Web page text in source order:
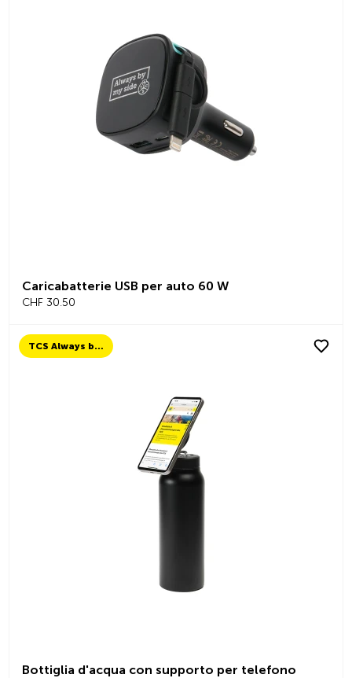
Caricabatterie USB per auto 60 W
CHF 30.50
TCS Always by my side
Bottiglia d'acqua con supporto per telefono